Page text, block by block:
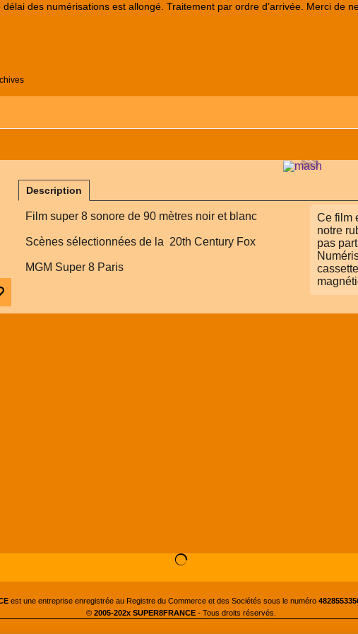
délai des numérisations est allongé. Traitement par ordre d’arrivée. Merci de
Description
Ce film
notre
pas
Film super 8 sonore de 90 mètres noir et blanc
Scènes sélectionnées de la 20th Century Fox
MGM Super 8 Paris
est une entreprise enregistrée au Registre du Commerce et des Sociétés sous le numéro
© 2005-202x SUPER8FRANCE- Tous droits réservés.